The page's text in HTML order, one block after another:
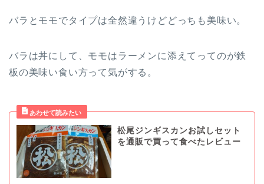
バラとモモでタイプは全然違うけどどっちも美味い。
バラは丼にして、モモはラーメンに添えてってのが鉄
板の美味い食い方って気がする。
松尾ジンギスカンお試しセット
を通販で買って食べたレビュー